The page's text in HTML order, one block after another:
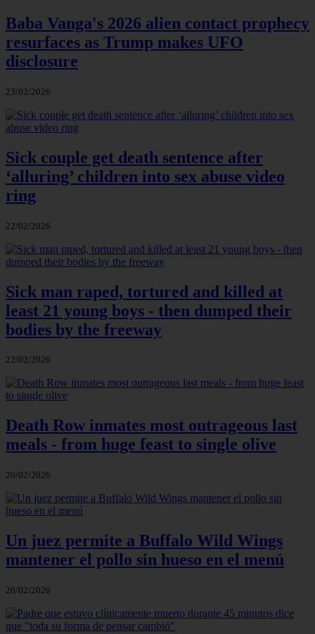
Baba Vanga's 2026 alien contact prophecy
resurfaces as Trump makes UFO
disclosure
23/02/2026
Sick couple get death sentence after
‘alluring’ children into sex abuse video
ring
22/02/2026
Sick man raped, tortured and killed at
least 21 young boys - then dumped their
bodies by the freeway
22/02/2026
Death Row inmates most outrageous last
meals - from huge feast to single olive
20/02/2026
Un juez permite a Buffalo Wild Wings
mantener el pollo sin hueso en el menú
20/02/2026